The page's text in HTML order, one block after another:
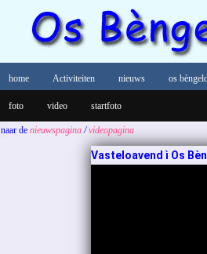
home Activiteiten nieuws os
foto video startfoto
naar de nieuwspagina/videopagina
Vasteloavend ì Os